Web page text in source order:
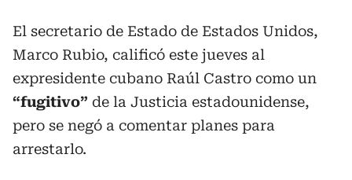
El secretario de Estado de Estados Unidos,
Marco Rubio, calificó este jueves al
expresidente cubano Raúl Castro como un
“fugitivo” de la Justicia estadounidense,
pero se negó a comentar planes para
arrestarlo.